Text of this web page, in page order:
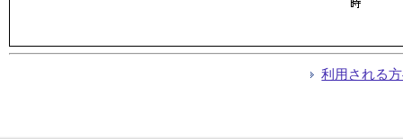
利用される